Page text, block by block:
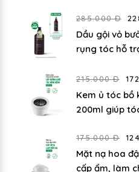
285.000 Đ
Dầu gội vỏ
rụng tóc hỗ
215.000 Đ
Kem ủ tóc bồ
200ml giúp
175.000 Đ
Mặt nạ hoa
cấp ẩm, làm